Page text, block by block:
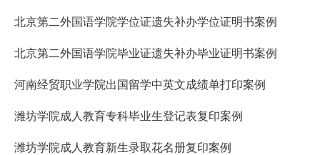
北京第二外国语学院学位证遗失补办学位证明书案例
北京第二外国语学院毕业证遗失补办毕业证明书案例
河南经贸职业学院出国留学中英文成绩单打印案例
潍坊学院成人教育专科毕业生登记表复印案例
潍坊学院成人教育新生录取花名册复印案例